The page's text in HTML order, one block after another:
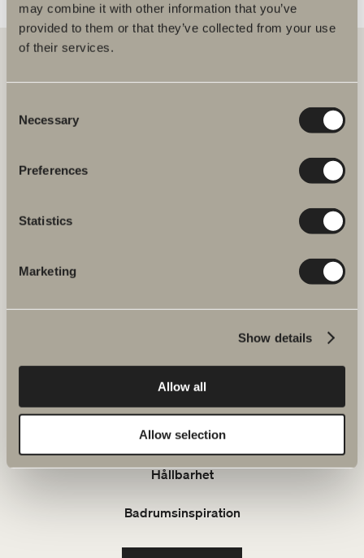
may combine it with other information that you’ve
provided to them or that they’ve collected from your use
of their services.
Selection
Necessary
Preferences
Statistics
Marketing
Show details
Allow all
Allow selection
tvättställ och blandare till duschar, badkar, handdukstorkar och WC.
Verkstadsvägen 1
JOBBA HOS OSS
Ritverktyg
Hållbarhet
Badrumsinspiration